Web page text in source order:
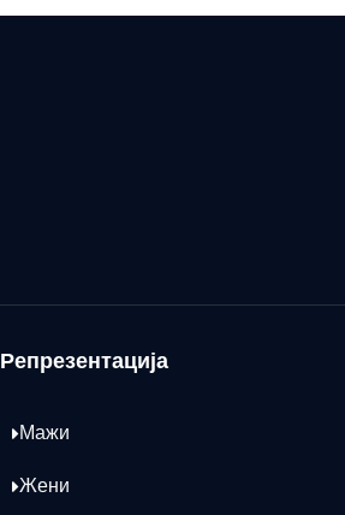
Репрезентација
Мажи
Жени